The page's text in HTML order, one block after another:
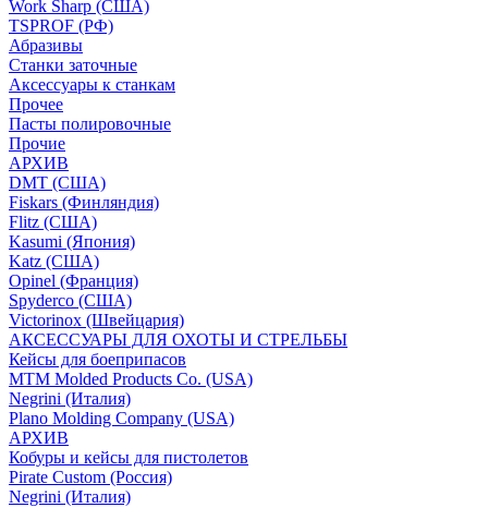
Work Sharp (США)
TSPROF (РФ)
Абразивы
Станки заточные
Аксессуары к станкам
Прочее
Пасты полировочные
Прочие
АРХИВ
DMT (США)
Fiskars (Финляндия)
Flitz (США)
Kasumi (Япония)
Katz (США)
Opinel (Франция)
Spyderco (США)
Victorinox (Швейцария)
АКСЕССУАРЫ ДЛЯ ОХОТЫ И СТРЕЛЬБЫ
Кейсы для боеприпасов
MTM Molded Products Co. (USA)
Negrini (Италия)
Plano Molding Company (USA)
АРХИВ
Кобуры и кейсы для пистолетов
Pirate Custom (Россия)
Negrini (Италия)